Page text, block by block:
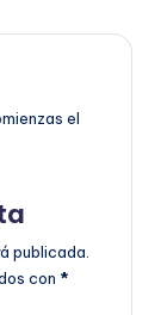
el
publicada.
con *